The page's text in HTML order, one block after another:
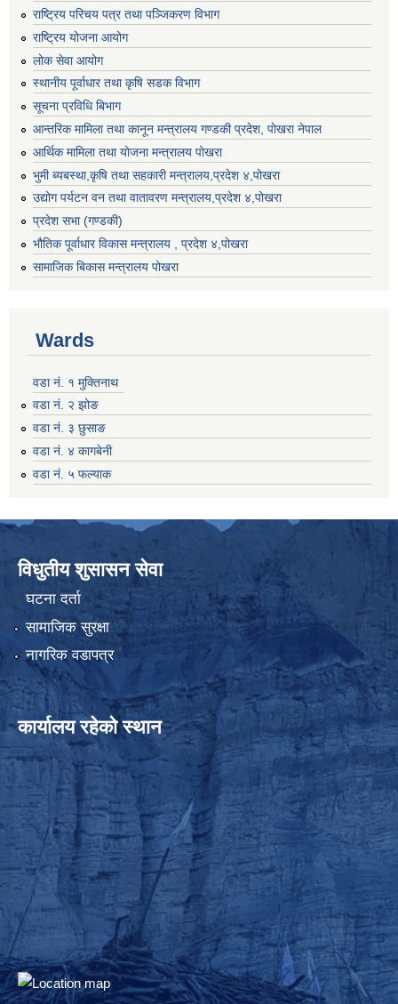
राष्ट्रिय परिचय पत्र तथा पञ्जिकरण विभाग
राष्ट्रिय योजना आयोग
लोक सेवा आयोग
स्थानीय पूर्वाधार तथा कृषि सडक विभाग
सूचना प्रविधि बिभाग
आन्तरिक मामिला तथा कानून मन्त्रालय गण्डकी प्रदेश, पाेखरा नेपाल
आर्थिक मामिला तथा योजना मन्त्रालय पोखरा
भुमी ब्यबस्था,कृषि तथा सहकारी मन्त्रालय,प्रदेश ४,पोखरा
उद्योग पर्यटन वन तथा वातावरण मन्त्रालय,प्रदेश ४,पोखरा
प्रदेश सभा (गण्डकी)
भौतिक पूर्वाधार विकास मन्त्रालय , प्रदेश ४,पोखरा
सामाजिक बिकास मन्त्रालय पोखरा
Wards
वडा नं. १ मुक्तिनाथ
वडा नं. २ झोङ
वडा नं. ३ छुसाङ
वडा नं. ४ कागबेनी
वडा नं. ५ फल्याक
विधुतीय शुसासन सेवा
घटना दर्ता
सामाजिक सुरक्षा
नागरिक वडापत्र
कार्यालय रहेको स्थान